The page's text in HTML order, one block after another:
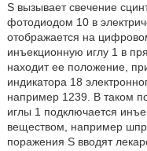
S вызывает свечение
фотодиодом 10 в
отображается на
инъекционную иглу 1 в
находит ее положение,
индикатора 18
например 1239. В таком
иглы 1 подключается
веществом, например
поражения S вводят